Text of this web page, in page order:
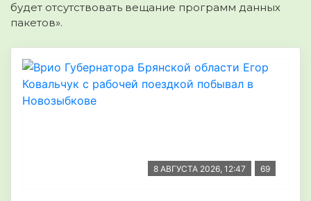
будет отсутствовать вещание программ данных
пакетов».
8 АВГУСТА 2026, 12:47 69